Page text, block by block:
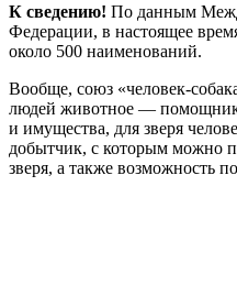
К сведению! По данным
Федерации, в настоящее
около 500 наименований.
Вообще, союз «человек-
людей животное —
и имущества, для зверя
добытчик, с которым можно
зверя, а также возможность